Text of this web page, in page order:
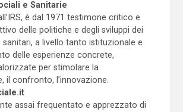
e Sanitarie
è dal 1971 testimone critico e
delle politiche e degli sviluppi dei
sanitari, a livello tanto istituzionale e
delle esperienze concrete,
per stimolare la
il confronto, l’innovazione.
assai frequentato e apprezzato di